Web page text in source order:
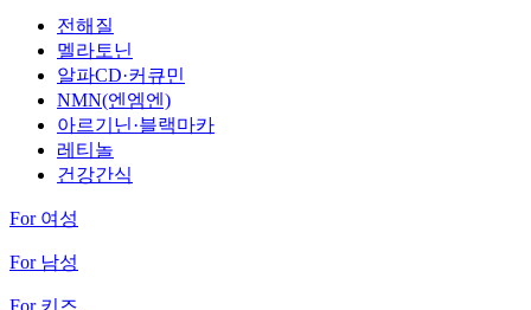
전해질
멜라토닌
알파CD·커큐민
NMN(엔엠엔)
아르기닌·블랙마카
레티놀
건강간식
For 여성
For 남성
For 키즈